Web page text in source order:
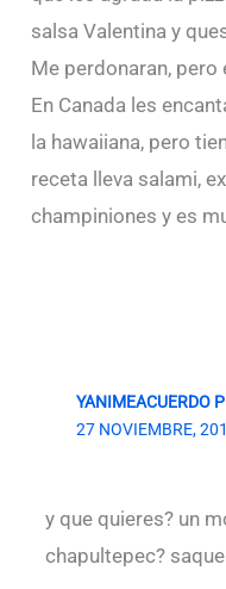
salsa Valentina y
Me perdonaran, pero
En Canada les
la hawaiiana, pero
receta lleva salami,
champiniones y es
YANIMEACUERDO
27 NOVIEMBRE,
y que quieres? un
chapultepec?